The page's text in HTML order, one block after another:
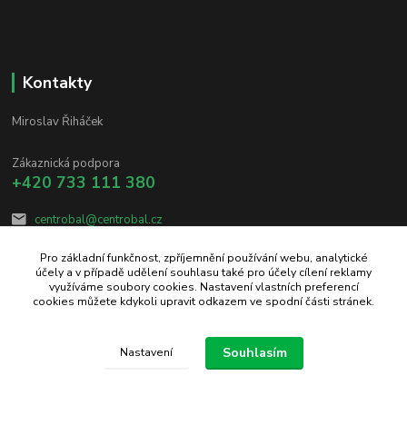
Kontakty
Miroslav Řiháček
Zákaznická podpora
+420 733 111 380
centrobal@centrobal.cz
Upravit sběr cookies.
Pro základní funkčnost, zpříjemnění používání webu, analytické
účely a v případě udělení souhlasu také pro účely cílení reklamy
využíváme soubory cookies. Nastavení vlastních preferencí
cookies můžete kdykoli upravit odkazem ve spodní části stránek.
Nastavení Souhlasím